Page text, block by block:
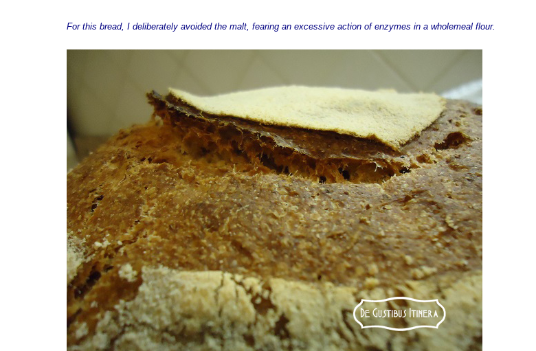
For this bread, I deliberately avoided the malt, fearing an excessive action of enzymes in a wholemeal flour.